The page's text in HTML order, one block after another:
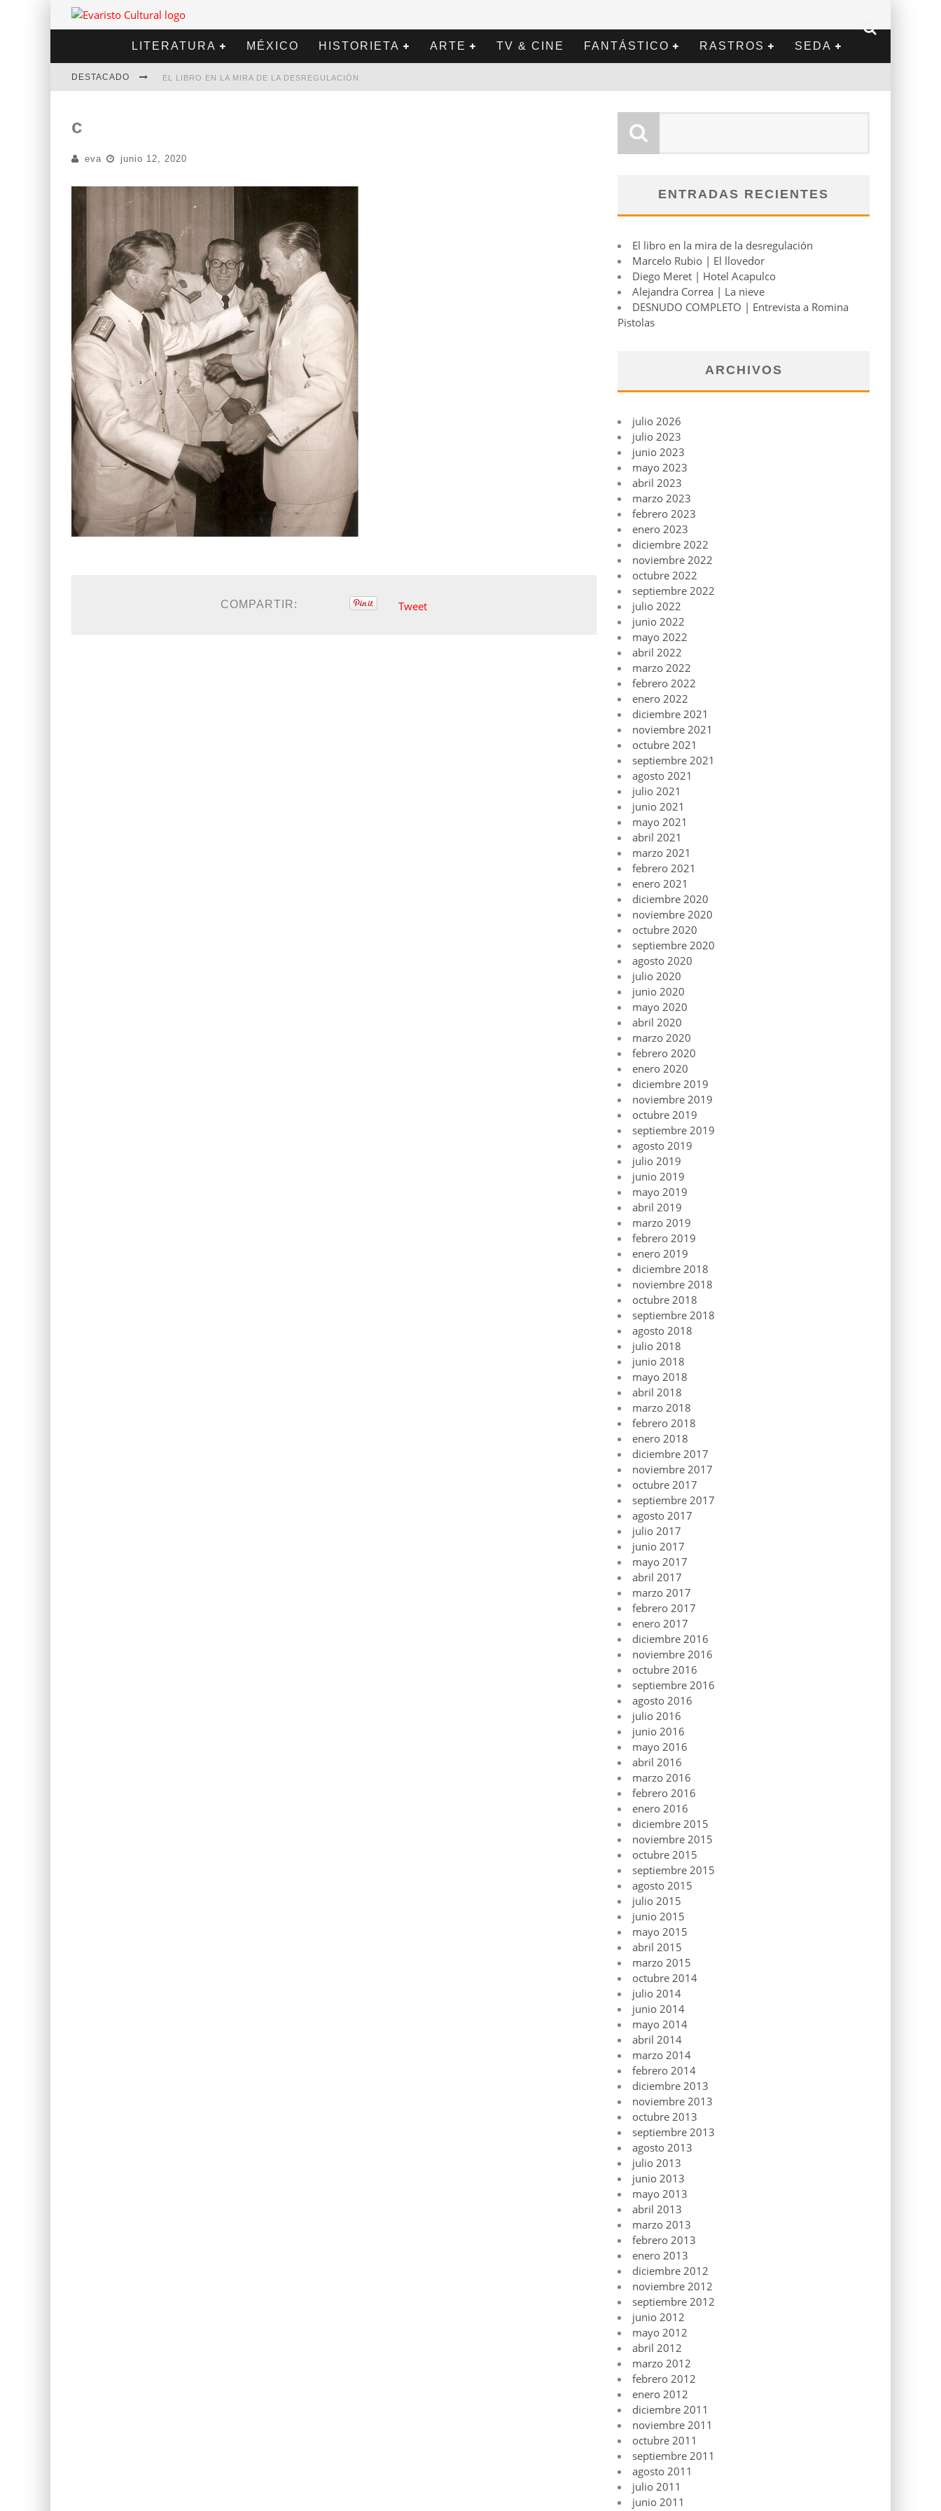
LITERATURA MÉXICO HISTORIETA ARTE TV & CINE FANTÁSTICO RASTROS SEDA
DESTACADO EL LIBRO EN LA MIRA DE LA DESREGULACIÓN
ALEJANDRA CORREA | LA NIEVE
c
eva junio 12, 2020
COMPARTIR: Tweet
ENTRADAS RECIENTES
El libro en la mira de la desregulación
Marcelo Rubio | El llovedor
Diego Meret | Hotel Acapulco
Alejandra Correa | La nieve
DESNUDO COMPLETO | Entrevista a Romina
Pistolas
ARCHIVOS
julio 2026
julio 2023
junio 2023
mayo 2023
abril 2023
marzo 2023
febrero 2023
enero 2023
diciembre 2022
noviembre 2022
octubre 2022
septiembre 2022
julio 2022
junio 2022
mayo 2022
abril 2022
marzo 2022
febrero 2022
enero 2022
diciembre 2021
noviembre 2021
octubre 2021
septiembre 2021
agosto 2021
julio 2021
junio 2021
mayo 2021
abril 2021
marzo 2021
febrero 2021
enero 2021
diciembre 2020
noviembre 2020
octubre 2020
septiembre 2020
agosto 2020
julio 2020
junio 2020
mayo 2020
abril 2020
marzo 2020
febrero 2020
enero 2020
diciembre 2019
noviembre 2019
octubre 2019
septiembre 2019
agosto 2019
julio 2019
junio 2019
mayo 2019
abril 2019
marzo 2019
febrero 2019
enero 2019
diciembre 2018
noviembre 2018
octubre 2018
septiembre 2018
agosto 2018
julio 2018
junio 2018
mayo 2018
abril 2018
marzo 2018
febrero 2018
enero 2018
diciembre 2017
noviembre 2017
octubre 2017
septiembre 2017
agosto 2017
julio 2017
junio 2017
mayo 2017
abril 2017
marzo 2017
febrero 2017
enero 2017
diciembre 2016
noviembre 2016
octubre 2016
septiembre 2016
agosto 2016
julio 2016
junio 2016
mayo 2016
abril 2016
marzo 2016
febrero 2016
enero 2016
diciembre 2015
noviembre 2015
octubre 2015
septiembre 2015
agosto 2015
julio 2015
junio 2015
mayo 2015
abril 2015
marzo 2015
octubre 2014
julio 2014
junio 2014
mayo 2014
abril 2014
marzo 2014
febrero 2014
diciembre 2013
noviembre 2013
octubre 2013
septiembre 2013
agosto 2013
julio 2013
junio 2013
mayo 2013
abril 2013
marzo 2013
febrero 2013
enero 2013
diciembre 2012
noviembre 2012
septiembre 2012
junio 2012
mayo 2012
abril 2012
marzo 2012
febrero 2012
enero 2012
diciembre 2011
noviembre 2011
octubre 2011
septiembre 2011
agosto 2011
julio 2011
junio 2011